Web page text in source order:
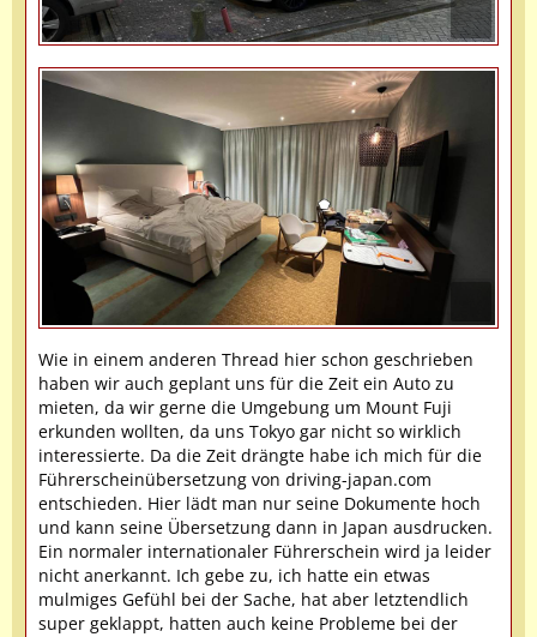
Wie in einem anderen Thread hier schon geschrieben
haben wir auch geplant uns für die Zeit ein Auto zu
mieten, da wir gerne die Umgebung um Mount Fuji
erkunden wollten, da uns Tokyo gar nicht so wirklich
interessierte. Da die Zeit drängte habe ich mich für die
Führerscheinübersetzung von driving-japan.com
entschieden. Hier lädt man nur seine Dokumente hoch
und kann seine Übersetzung dann in Japan ausdrucken.
Ein normaler internationaler Führerschein wird ja leider
nicht anerkannt. Ich gebe zu, ich hatte ein etwas
mulmiges Gefühl bei der Sache, hat aber letztendlich
super geklappt, hatten auch keine Probleme bei der